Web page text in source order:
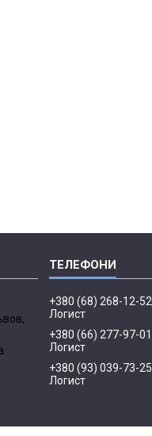
+380 (68) 268-12-52
Логист
+380 (66) 277-97-01
Логист
+380 (93) 039-73-25
Логист